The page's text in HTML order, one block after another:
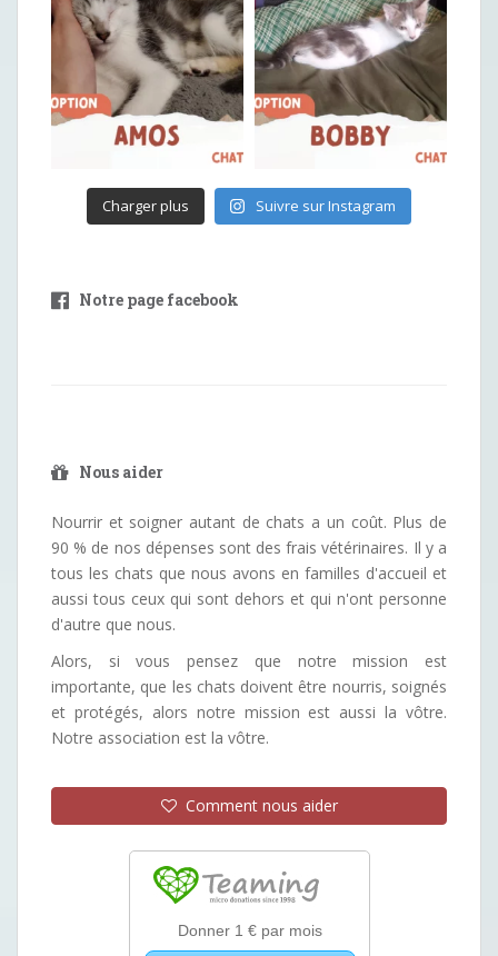
Charger plus Suivre sur Instagram
Notre page facebook
Nous aider
Nourrir et soigner autant de chats a un coût. Plus de
90 % de nos dépenses sont des frais vétérinaires. Il y a
tous les chats que nous avons en familles d'accueil et
aussi tous ceux qui sont dehors et qui n'ont personne
d'autre que nous.
Alors, si vous pensez que notre mission est
importante, que les chats doivent être nourris, soignés
et protégés, alors notre mission est aussi la vôtre.
Notre association est la vôtre.
Comment nous aider